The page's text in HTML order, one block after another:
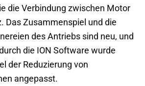
die Verbindung zwischen Motor
Das Zusammenspiel und die
des Antriebs sind neu, und
die ION Software wurde
der Reduzierung von
angepasst.